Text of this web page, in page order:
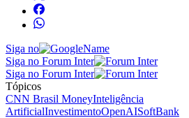
Siga no
Siga no Forum Inter
Siga no Forum Inter
Tópicos
CNN Brasil MoneyInteligência
ArtificialInvestimentoOpenAISoftBank